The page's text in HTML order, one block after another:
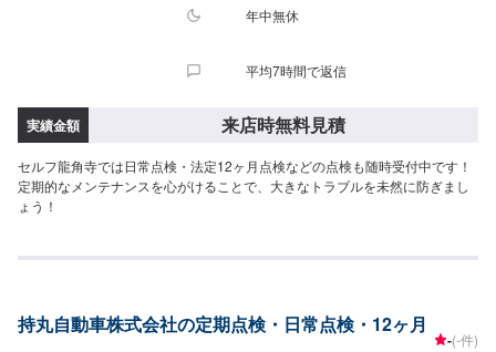
年中無休
平均7時間で返信
実績金額 来店時無料見積
セルフ龍角寺では日常点検・法定12ヶ月点検などの点検も随時受付中です！
定期的なメンテナンスを心がけることで、大きなトラブルを未然に防ぎまし
ょう！
持丸自動車株式会社の定期点検・日常点検・12ヶ月
-(-件)